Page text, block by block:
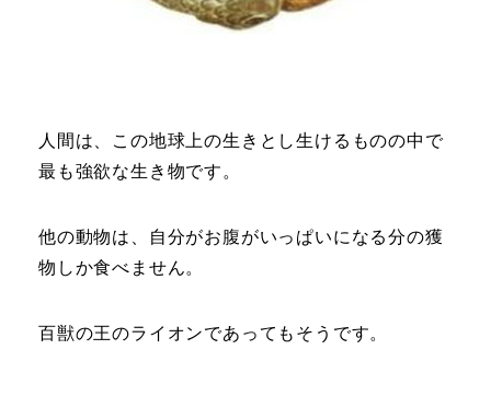
人間は、この地球上の生きとし生けるものの中で
最も強欲な生き物です。
他の動物は、自分がお腹がいっぱいになる分の獲
物しか食べません。
百獣の王のライオンであってもそうです。